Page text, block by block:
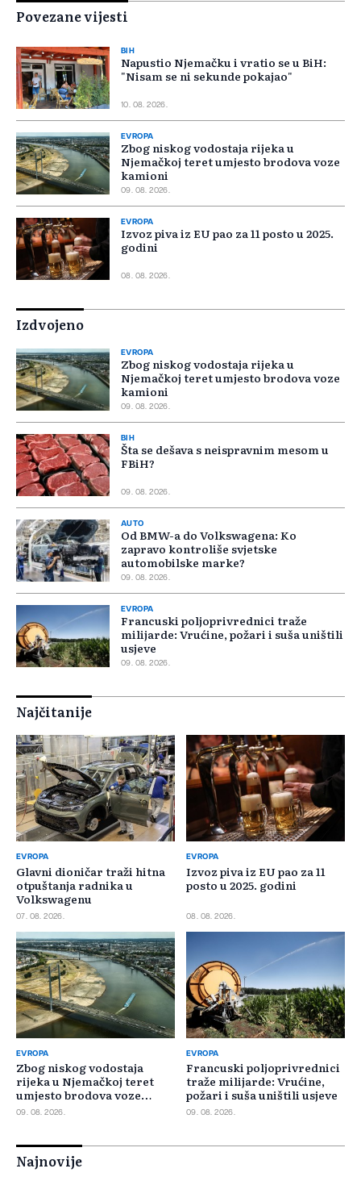
Povezane vijesti
BIH
Napustio Njemačku i vratio se u BiH:
"Nisam se ni sekunde pokajao"
10. 08. 2026.
EVROPA
Zbog niskog vodostaja rijeka u
Njemačkoj teret umjesto brodova voze
kamioni
09. 08. 2026.
EVROPA
Izvoz piva iz EU pao za 11 posto u 2025.
godini
08. 08. 2026.
Izdvojeno
EVROPA
Zbog niskog vodostaja rijeka u
Njemačkoj teret umjesto brodova voze
kamioni
09. 08. 2026.
BIH
Šta se dešava s neispravnim mesom u
FBiH?
09. 08. 2026.
AUTO
Od BMW-a do Volkswagena: Ko
zapravo kontroliše svjetske
automobilske marke?
09. 08. 2026.
EVROPA
Francuski poljoprivrednici traže
milijarde: Vrućine, požari i suša uništili
usjeve
09. 08. 2026.
Najčitanije
EVROPA
Glavni dioničar traži hitna
otpuštanja radnika u
Volkswagenu
07. 08. 2026.
EVROPA
Izvoz piva iz EU pao za 11
posto u 2025. godini
08. 08. 2026.
EVROPA
Zbog niskog vodostaja
rijeka u Njemačkoj teret
umjesto brodova voze
kamioni
09. 08. 2026.
EVROPA
Francuski poljoprivrednici
traže milijarde: Vrućine,
požari i suša uništili usjeve
09. 08. 2026.
Najnovije